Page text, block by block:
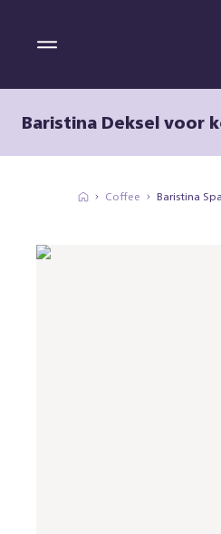
Baristina Deksel voor
Coffee Baristina